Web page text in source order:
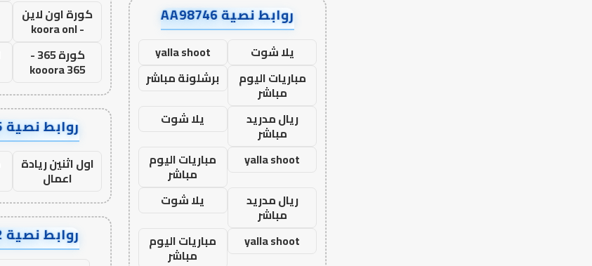
روابط نصية AA98746
يلا شوت
yalla shoot
مباريات اليوم
مباشر
برشلونة مباشر
ريال مدريد
مباشر
يلا شوت
yalla shoot
مباريات اليوم
مباشر
ريال مدريد
مباشر
يلا شوت
yalla shoot
مباريات اليوم
مباشر
كورة اون لاين
- koora onl
كورة 365 -
kooora 365
روابط نصية AA38045
اول اثنين ريادة
اعمال
روابط نصية AA86842